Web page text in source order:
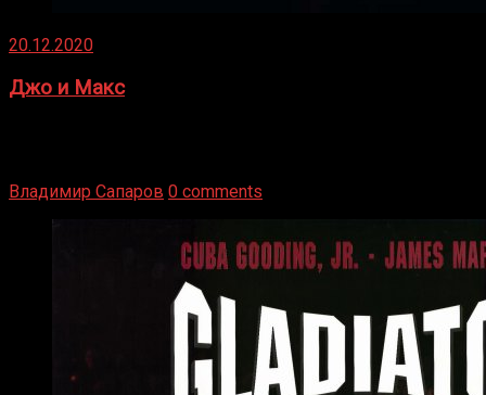
20.12.2020
Джо и Макс
Владимир Сапаров 0 comments